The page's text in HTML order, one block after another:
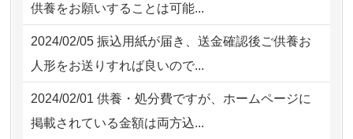
2026/08/01 11:07 さいたの方からお申込み
た。 手続...
2026/07/18 大切にしていたお人形をきちんと供養
してくださ...
2026/07/15 子供の頃から可愛がってきた七段飾り
の雛人形で...
供養をお願いすることは可能...
2024/02/05 振込用紙が届き、送金確認後ご供養お
人形をお送りすれば良いので...
2024/02/01 供養・処分費ですが、ホームページに
掲載されている金額は両方込...